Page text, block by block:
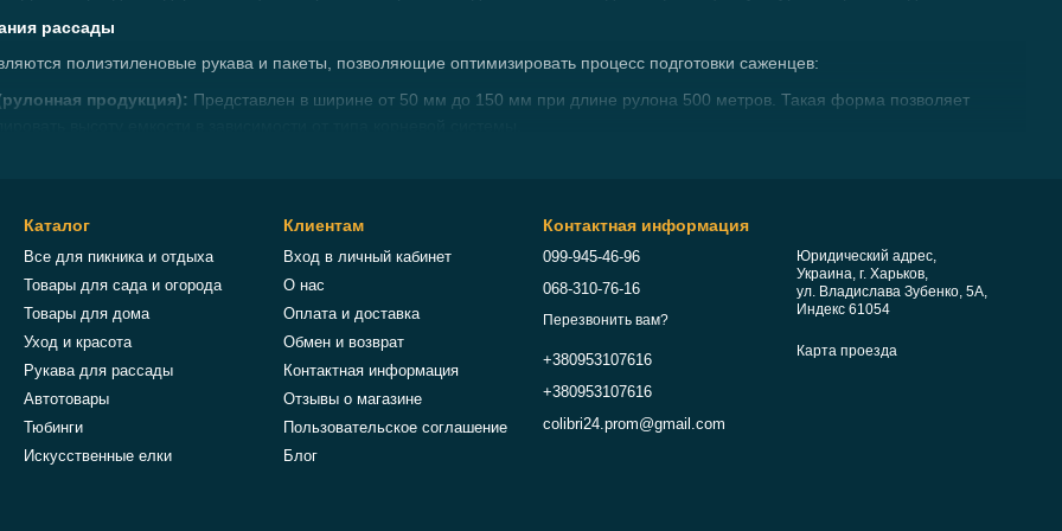
рассады
полиэтиленовые рукава и пакеты, позволяющие оптимизировать процесс подготовки саженцев:
продукция): Представлен в ширине от 50 мм до 150 мм при длине рулона 500 метров. Такая форма позволяет
позволяет визуально контролировать развитие корней и влажность субстрата.
Высокая плотность материала предотвращает разрывы при перемещении тары, а химическая инертность гарантирует
воздействия на молодые растения.
структурирования
стебля и поддержки тяжелых побегов используются гибкие элементы фиксации:
стяжки):
Имеют зубчатую структуру для регулировки диаметра обхвата. Не повреждают нежную кору растений и
на солнце.
Обеспечивает эластичную поддержку, что особенно важно для интенсивно растущих культур (виноград, томаты, декоративные
Каталог
Все для пикника и отдыха
Товары для сада и огорода
Товары для дома
Уход и красота
Рукава для рассады
Автотовары
Тюбинги
Искусственные елки
Клиентам
Вход в личный кабинет
О нас
Оплата и доставка
Обмен и возврат
Контактная информация
Отзывы о магазине
Пользовательское соглашение
Блог
Контактная информация
099-945-46-96
068-310-76-16
Перезвонить вам?
+380953107616
+380953107616
colibri24.prom@gmail.com
Юридический адрес,
Украина, г. Харьков,
ул. Владислава Зубенко, 5А,
Индекс 61054
Карта проезда